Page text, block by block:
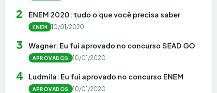
2 ENEM 2020: tudo o que você precisa saber
ENEM 10/01/2020
3 Wagner: Eu fui aprovado no concurso SEAD GO
APROVADOS 10/01/2020
4 Ludmila: Eu fui aprovado no concurso ENEM
APROVADOS 10/01/2020